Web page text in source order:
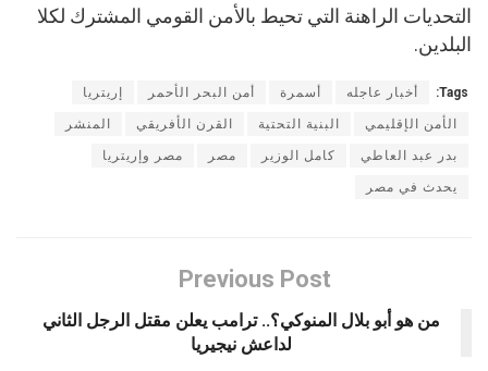
التحديات الراهنة التي تحيط بالأمن القومي المشترك لكلا
البلدين.
Tags: أخبار عاجله أسمرة أمن البحر الأحمر إريتريا
الأمن الإقليمي البنية التحتية القرن الأفريقي المنشر
بدر عبد العاطي كامل الوزير مصر مصر وإريتريا
يحدث في مصر
Previous Post
من هو أبو بلال المنوكي؟.. ترامب يعلن مقتل الرجل الثاني
لداعش نيجيريا